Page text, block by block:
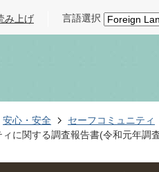
み上げ 言語選択
安心・安全 セーフコミュニティ
に関する調査報告書(令和元年調